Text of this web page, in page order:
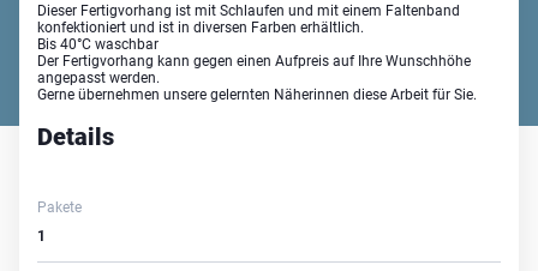
Dieser Fertigvorhang ist mit Schlaufen und mit einem Faltenband
konfektioniert und ist in diversen Farben erhältlich.
Bis 40°C waschbar
Der Fertigvorhang kann gegen einen Aufpreis auf Ihre Wunschhöhe
angepasst werden.
Gerne übernehmen unsere gelernten Näherinnen diese Arbeit für Sie.
Details
Pakete
1